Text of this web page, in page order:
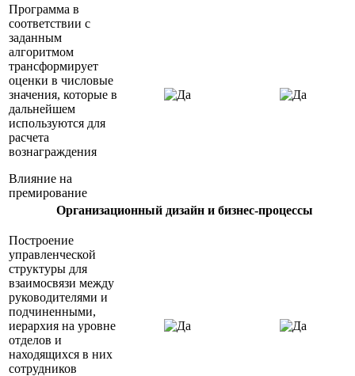
Программа в
соответствии с
заданным
алгоритмом
трансформирует
оценки в числовые
значения, которые в
дальнейшем
используются для
расчета
вознаграждения
Влияние на
премирование
Организационный дизайн и бизнес-процессы
Построение
управленческой
структуры для
взаимосвязи между
руководителями и
подчиненными,
иерархия на уровне
отделов и
находящихся в них
сотрудников